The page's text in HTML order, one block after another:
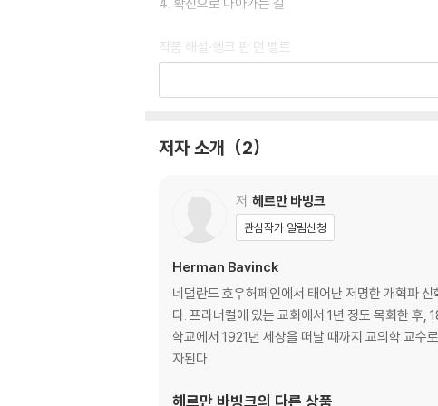
작품 해설·헹크 판 던 벨트
헤르만 바빙크의 생애·헨리 자일스트라
저자 소개 2
저 헤르만 바빙크
관심작가 알림신청
Herman Bavinck
네덜란드 호우허페인에서 태어난 저명한 개혁파
다. 프라너컬에 있는 교회에서 1년 정도 목회한 후
학교에서 1921년 세상을 떠날 때까지 교의학 교수
자된다.
헤르만 바빙크의 다른 상품